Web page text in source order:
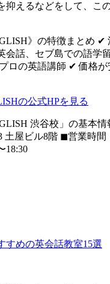
抑えるなどをして、こ
》の特徴まとめ ✔
会話、セブ島での語学
ロの英語講師 ✔ 価格が
の公式HPを見る
渋谷校」の基本
土屋ビル8階 ◼営業時間
18:30
すめの英会話教室15選